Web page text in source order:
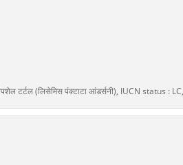
टर्टल (लिसेमिस पंक्टाटा आंडर्सनी), IUCN status :